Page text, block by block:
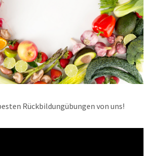
Rückbildungübungen von uns!